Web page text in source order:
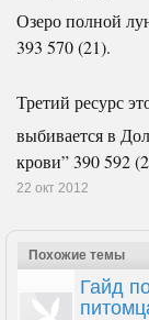
Озеро полной
393 570 (21).
Третий ресурс
выбивается в
крови” 390 592
22 окт 2012
Похожие темы
Гайд